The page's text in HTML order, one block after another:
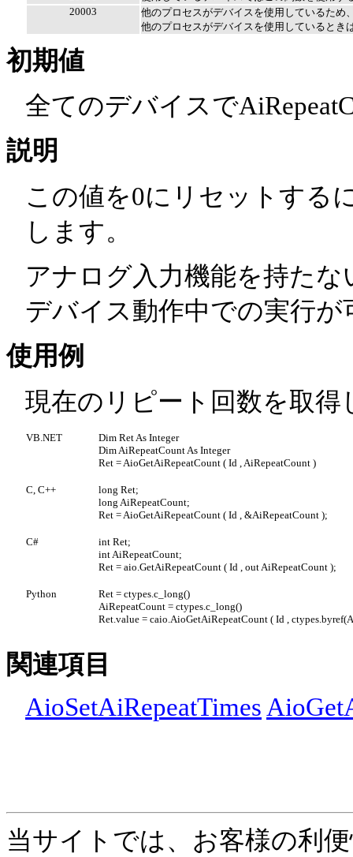
20003
他のプロセスがデバイスを使用しているため
他のプロセスがデバイスを使用しているとき
初期値
全てのデバイスで
説明
この値を0にリセットする
します。
アナログ入力機能を持た
デバイス動作中での実行が
使用例
現在のリピート回数を取得
VB.NET
Dim Ret As Integer
Dim AiRepeatCount As Integer
Ret = AioGetAiRepeatCount ( Id , AiRepeatCount )
C, C++
long Ret;
long AiRepeatCount;
Ret = AioGetAiRepeatCount ( Id , &AiRepeatCount );
C#
int Ret;
int AiRepeatCount;
Ret = aio.GetAiRepeatCount ( Id , out AiRepeatCount );
Python
Ret = ctypes.c_long()
AiRepeatCount = ctypes.c_long()
Ret.value = caio.AioGetAiRepeatCount ( Id ,
関連項目
AioSetAiRepeatTimes
当サイトでは、お客様の利